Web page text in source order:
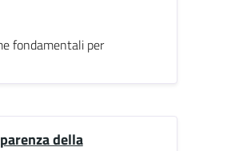
fondamentali per
della